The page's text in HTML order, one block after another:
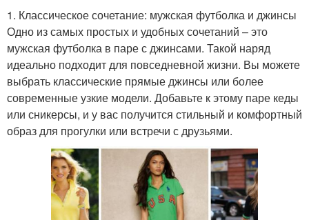
1. Классическое сочетание: мужская футболка и джинсы
Одно из самых простых и удобных сочетаний – это
мужская футболка в паре с джинсами. Такой наряд
идеально подходит для повседневной жизни. Вы можете
выбрать классические прямые джинсы или более
современные узкие модели. Добавьте к этому паре кеды
или сникерсы, и у вас получится стильный и комфортный
образ для прогулки или встречи с друзьями.